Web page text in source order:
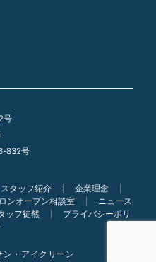
号
832号
スタッフ紹介
企業理念
ンオープン相談室
ニュース
ッフ徒然
プライバシーポリ
・アイクリーン